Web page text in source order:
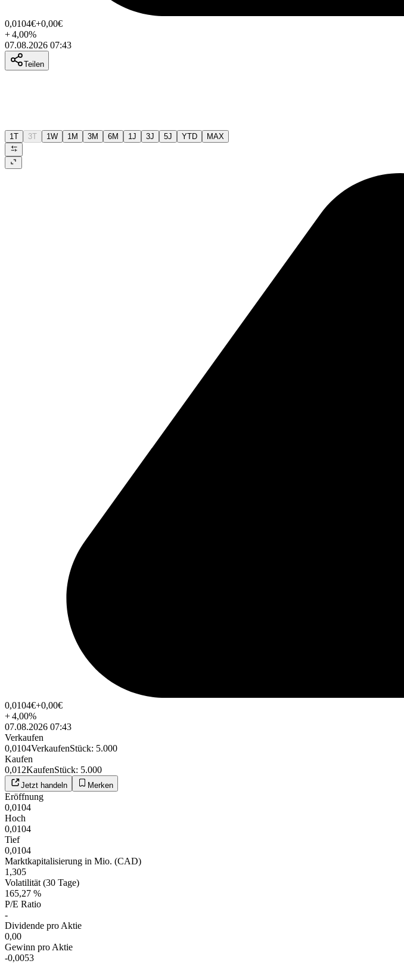
0,0104€+0,00€
+4,00%
07.08.2026 07:43
Teilen
1T 3T 1W 1M 3M 6M 1J 3J 5J YTD MAX
0,0104€+0,00€
+4,00%
07.08.2026 07:43
Verkaufen
0,0104VerkaufenStück: 5.000
Kaufen
0,012KaufenStück: 5.000
Jetzt handeln Merken
Eröffnung
0,0104
Hoch
0,0104
Tief
0,0104
Marktkapitalisierung in Mio. (CAD)
1,305
Volatilität (30 Tage)
165,27 %
P/E Ratio
-
Dividende pro Aktie
0,00
Gewinn pro Aktie
-0,0053